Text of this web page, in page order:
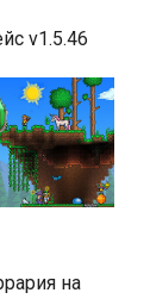
v1.5.46
на